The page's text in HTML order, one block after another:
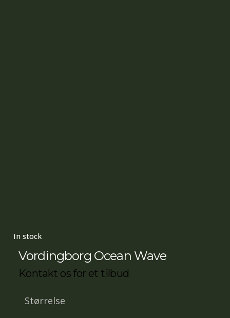
In stock
Vordingborg Ocean Wave
Kontakt os for et tilbud